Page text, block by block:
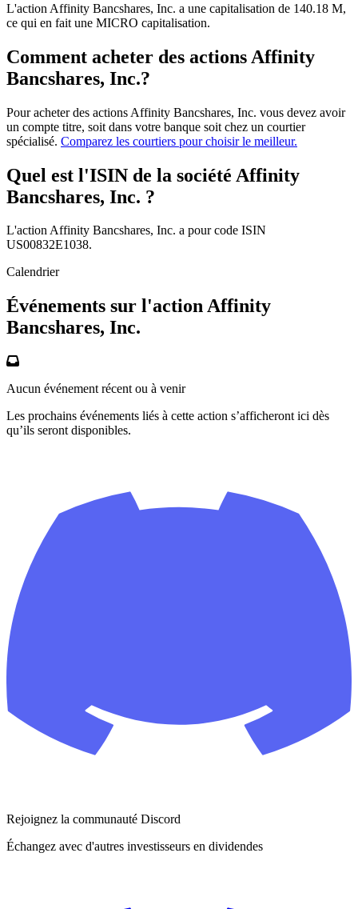
L'action Affinity Bancshares, Inc. a une capitalisation de 140.18 M,
ce qui en fait une MICRO capitalisation.
Comment acheter des actions Affinity
Bancshares, Inc.?
Pour acheter des actions Affinity Bancshares, Inc. vous devez avoir
un compte titre, soit dans votre banque soit chez un courtier
spécialisé. Comparez les courtiers pour choisir le meilleur.
Quel est l'ISIN de la société Affinity
Bancshares, Inc. ?
L'action Affinity Bancshares, Inc. a pour code ISIN
US00832E1038.
Calendrier
Événements sur l'action Affinity
Bancshares, Inc.
Aucun événement récent ou à venir
Les prochains événements liés à cette action s’afficheront ici dès
qu’ils seront disponibles.
Rejoignez la communauté Discord
Échangez avec d'autres investisseurs en dividendes